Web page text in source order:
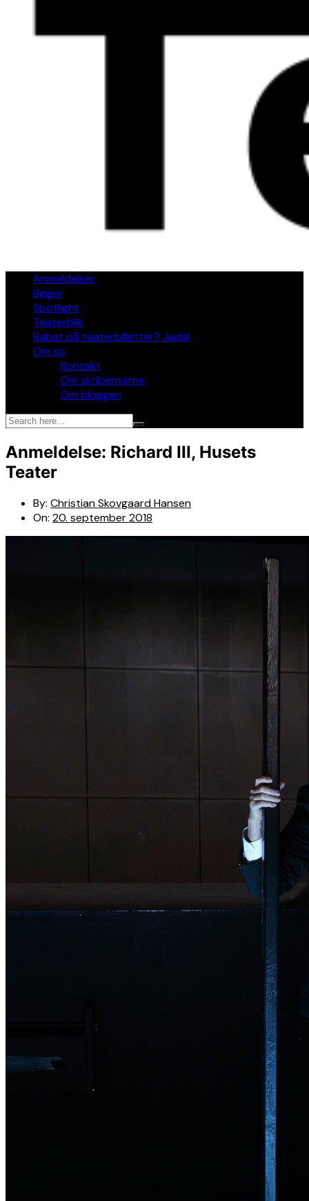
Anmeldelser
Bøger
Spotlight
Teaterblik
Rabat på teaterbilletter? Jada!
Om os
Kontakt
Om skribenterne
Om bloggen
Anmeldelse: Richard III, Husets
Teater
By: Christian Skovgaard Hansen
On: 20. september 2018